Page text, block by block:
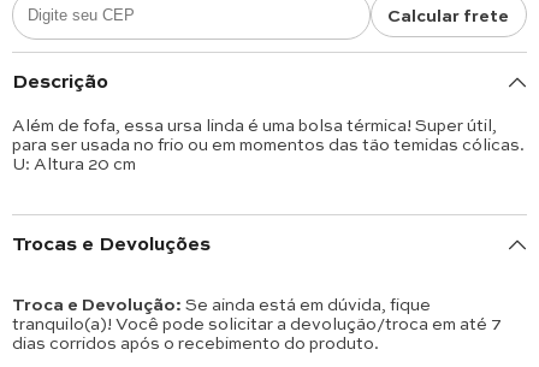
Calcular frete
Descrição
Além de fofa, essa ursa linda é uma bolsa térmica! Super útil,
para ser usada no frio ou em momentos das tão temidas cólicas.
U: Altura 20 cm
Trocas e Devoluções
Troca e Devolução: Se ainda está em dúvida, fique
tranquilo(a)! Você pode solicitar a devolução/troca em até 7
dias corridos após o recebimento do produto.